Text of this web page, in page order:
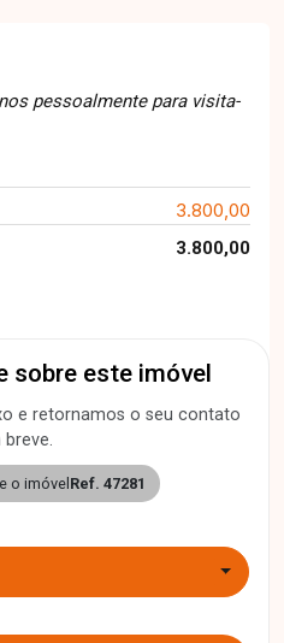
pessoalmente para visita-
3.800,00
3.800,00
sobre este imóvel
e retornamos o seu contato
breve.
o imóvel Ref. 47281